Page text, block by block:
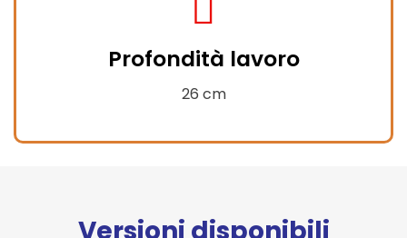
compress-
alt
Profondità lavoro
26 cm